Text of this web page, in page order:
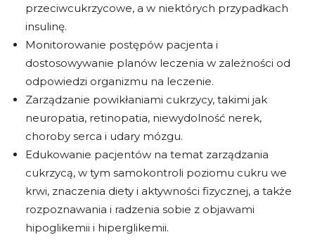
przeciwcukrzycowe, a w niektórych przypadkach
insulinę.
Monitorowanie postępów pacjenta i
dostosowywanie planów leczenia w zależności od
odpowiedzi organizmu na leczenie.
Zarządzanie powikłaniami cukrzycy, takimi jak
neuropatia, retinopatia, niewydolność nerek,
choroby serca i udary mózgu.
Edukowanie pacjentów na temat zarządzania
cukrzycą, w tym samokontroli poziomu cukru we
krwi, znaczenia diety i aktywności fizycznej, a także
rozpoznawania i radzenia sobie z objawami
hipoglikemii i hiperglikemii.